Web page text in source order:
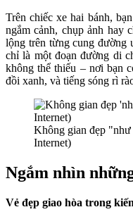
Trên chiếc xe hai bánh,
ngắm cảnh, chụp ảnh hay
lộng trên từng cung đường
chỉ là một đoạn đường di
không thể thiếu – nơi bạn
đồi xanh, và tiếng sóng rì
Không gian đẹp
Internet)
Ngắm nhìn
Vẻ đẹp giao hòa trong